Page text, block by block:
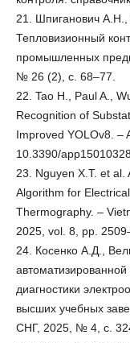
21. Шпиганович
Тепловизионный
промышленных
№ 26 (2), с. 68–77.
22. Tao H., Paul A.,
Recognition of
Improved YOLOv8. –
10.3390/app15010328.
23. Nguyen X.T. et al.
Algorithm for
Thermography. –
2025, vol. 8, pp.
24. Косенко А.Д.,
автоматизированной
диагностики
высших учебных
СНГ, 2025, № 4, с.